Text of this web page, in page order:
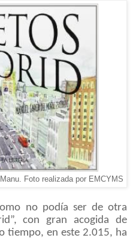
Foto realizada por EMCYMS
no podía ser de otra
con gran acogida de
tiempo, en este 2.015, ha